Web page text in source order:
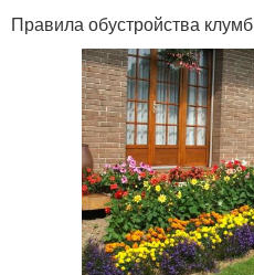
Правила обустройства клумб